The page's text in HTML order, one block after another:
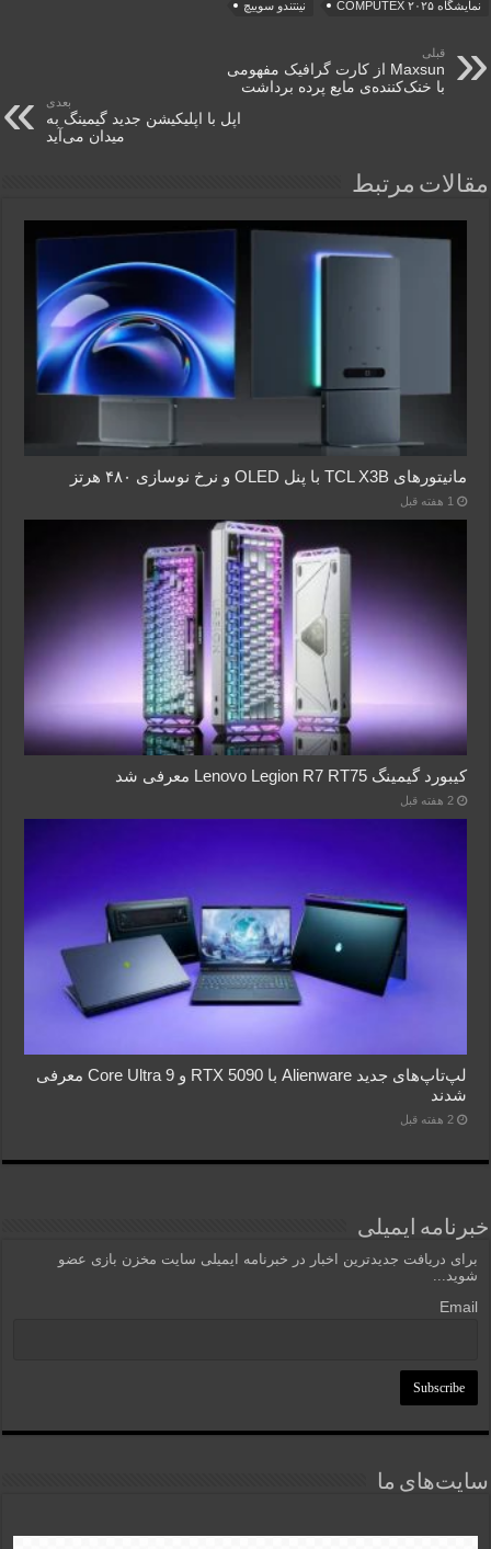
نمایشگاه COMPUTEX ۲۰۲۵
نینتندو سوییچ
قبلی
Maxsun از کارت گرافیک مفهومی
با خنک‌کننده‌ی مایع پرده برداشت
بعدی
اپل با اپلیکیشن جدید گیمینگ به
میدان می‌آید
مقالات مرتبط
مانیتورهای TCL X3B با پنل OLED و نرخ نوسازی ۴۸۰ هرتز
1 هفته قبل
کیبورد گیمینگ Lenovo Legion R7 RT75 معرفی شد
2 هفته قبل
لپ‌تاپ‌های جدید Alienware با RTX 5090 و Core Ultra 9 معرفی
شدند
2 هفته قبل
خبرنامه ایمیلی
برای دریافت جدیدترین اخبار در خبرنامه ایمیلی سایت مخزن بازی عضو
شوید...
Email
سایت‌های ما